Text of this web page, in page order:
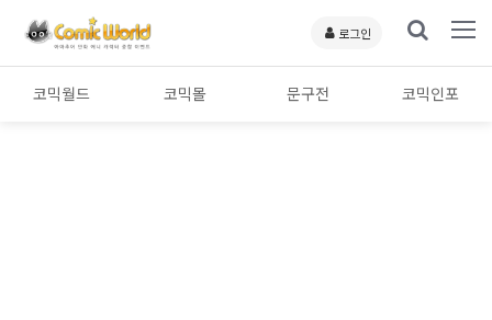
로그인
코믹월드 코믹몰 문구전 코믹인포